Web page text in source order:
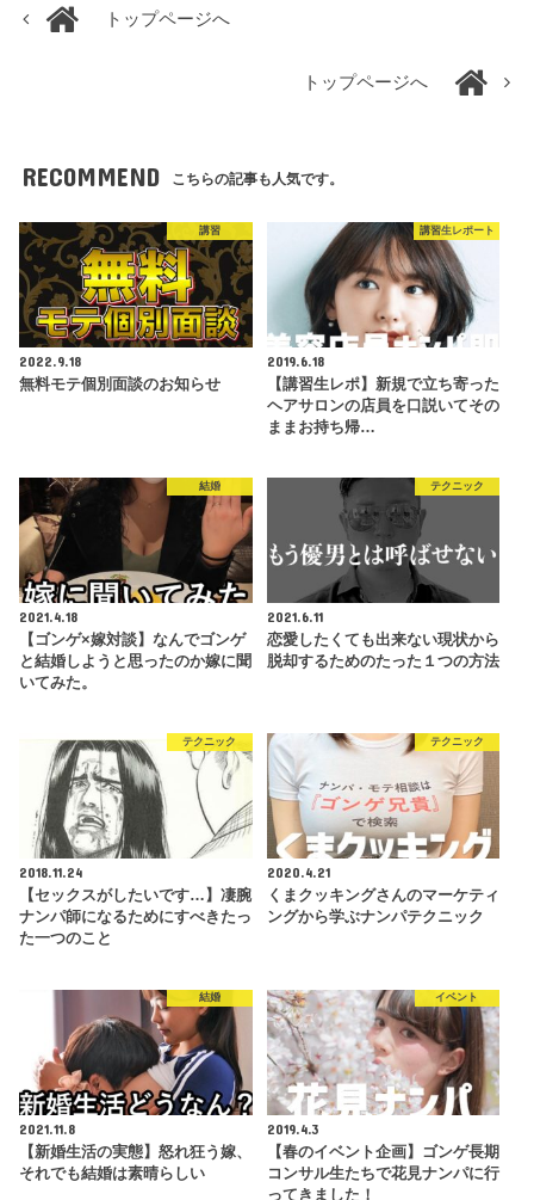
トップページへ
トップページへ
RECOMMEND こちらの記事も人気です。
講習
2022.9.18
無料モテ個別面談のお知らせ
講習生レポート
2019.6.18
【講習生レポ】新規で立ち寄った
ヘアサロンの店員を口説いてその
ままお持ち帰…
結婚
2021.4.18
【ゴンゲ×嫁対談】なんでゴンゲ
と結婚しようと思ったのか嫁に聞
いてみた。
テクニック
2021.6.11
恋愛したくても出来ない現状から
脱却するためのたった１つの方法
テクニック
2018.11.24
【セックスがしたいです…】凄腕
ナンパ師になるためにすべきたっ
た一つのこと
テクニック
2020.4.21
くまクッキングさんのマーケティ
ングから学ぶナンパテクニック
結婚
2021.11.8
【新婚生活の実態】怒れ狂う嫁、
それでも結婚は素晴らしい
イベント
2019.4.3
【春のイベント企画】ゴンゲ長期
コンサル生たちで花見ナンパに行
ってきました！